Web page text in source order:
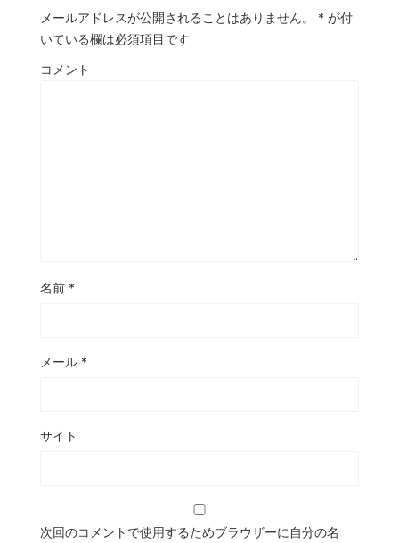
メールアドレスが公開されることはありません。 * が付
いている欄は必須項目です
コメント
名前 *
メール *
サイト
次回のコメントで使用するためブラウザーに自分の名